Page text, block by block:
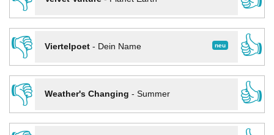
👎
neu
Viertelpoet- Dein Name
👍
👎
Weather's Changing - Summer
👍